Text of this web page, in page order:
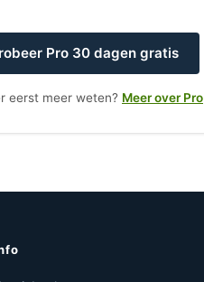
Pro 30 dagen gratis
eerst meer weten? Meer over Pro